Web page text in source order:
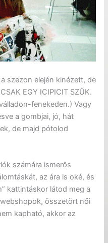
szezon elején kinézett, de
EGY ICIPICIT SZŰK.
fenekeden.) Vagy
a gombjai, jó, hát
de majd pótolod
számára ismerős
az ára is oké, és
kattintáskor látod meg a
összetört női
kapható, akkor az